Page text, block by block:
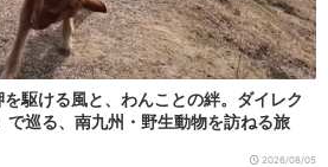
を駆ける風と、わんことの絆。ダイレク
で巡る、南九州・野生動物を訪ねる旅
2026/08/05